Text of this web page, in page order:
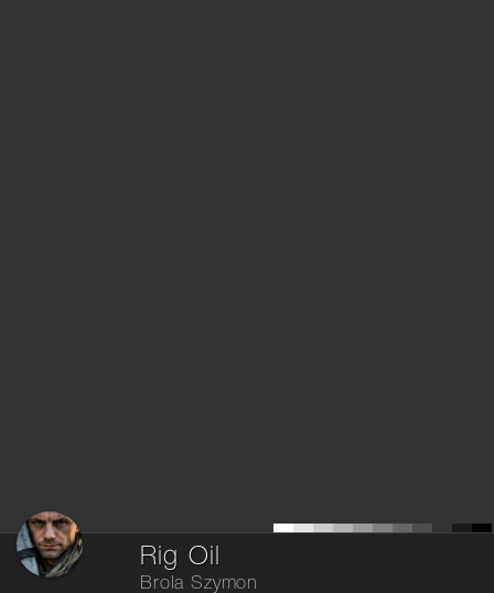
Rig Oil
Brola Szymon